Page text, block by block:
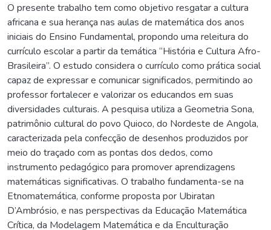
O presente trabalho tem como objetivo resgatar a cultura
africana e sua herança nas aulas de matemática dos anos
iniciais do Ensino Fundamental, propondo uma releitura do
currículo escolar a partir da temática “História e Cultura Afro-
Brasileira”. O estudo considera o currículo como prática social
capaz de expressar e comunicar significados, permitindo ao
professor fortalecer e valorizar os educandos em suas
diversidades culturais. A pesquisa utiliza a Geometria Sona,
patrimônio cultural do povo Quioco, do Nordeste de Angola,
caracterizada pela confecção de desenhos produzidos por
meio do traçado com as pontas dos dedos, como
instrumento pedagógico para promover aprendizagens
matemáticas significativas. O trabalho fundamenta-se na
Etnomatemática, conforme proposta por Ubiratan
D’Ambrósio, e nas perspectivas da Educação Matemática
Crítica, da Modelagem Matemática e da Enculturação